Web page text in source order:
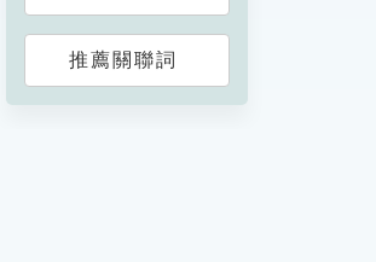
推薦關聯詞